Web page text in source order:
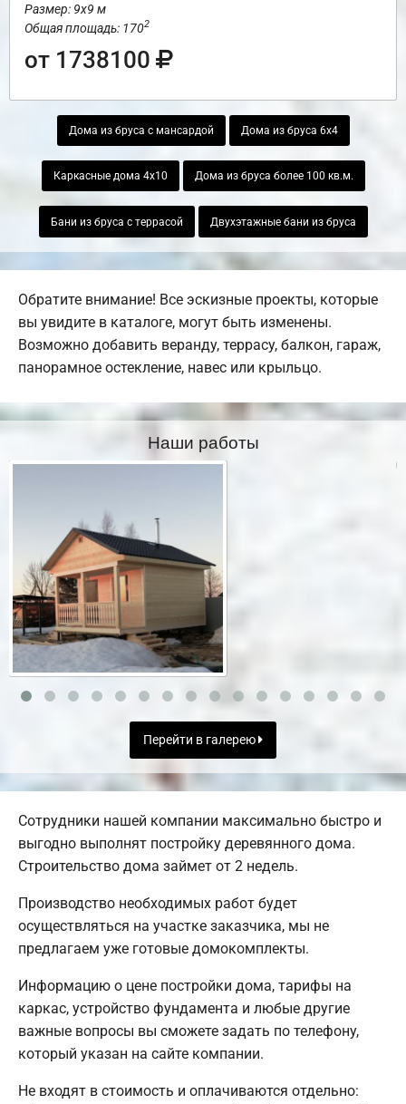
Размер: 9х9 м
Общая площадь: 1702
от 1738100
Дома из бруса с мансардой Дома из бруса 6х4
Каркасные дома 4х10 Дома из бруса более 100 кв.м.
Бани из бруса с террасой Двухэтажные бани из бруса
Обратите внимание! Все эскизные проекты, которые
вы увидите в каталоге, могут быть изменены.
Возможно добавить веранду, террасу, балкон, гараж,
панорамное остекление, навес или крыльцо.
Наши работы
Перейти в галерею
Сотрудники нашей компании максимально быстро и
выгодно выполнят постройку деревянного дома.
Строительство дома займет от 2 недель.
Производство необходимых работ будет
осуществляться на участке заказчика, мы не
предлагаем уже готовые домокомплекты.
Информацию о цене постройки дома, тарифы на
каркас, устройство фундамента и любые другие
важные вопросы вы сможете задать по телефону,
который указан на сайте компании.
Не входят в стоимость и оплачиваются отдельно: